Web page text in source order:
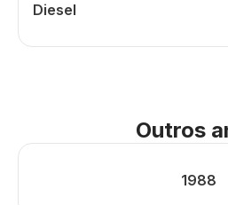
Diesel
Outros
1988